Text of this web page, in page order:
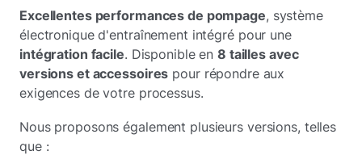
Excellentes performances de pompage, système
électronique d'entraînement intégré pour une
intégration facile. Disponible en8 tailles avec
versions et accessoires pour répondre aux
exigences de votre processus.
Nous proposons également plusieurs versions, telles
que :